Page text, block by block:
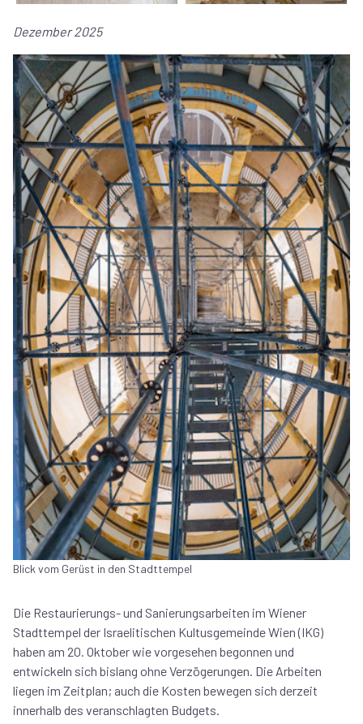
Dezember 2025
Blick vom Gerüst in den Stadttempel
Die Restaurierungs- und Sanierungsarbeiten im Wiener
Stadttempel der Israelitischen Kultusgemeinde Wien (IKG)
haben am 20. Oktober wie vorgesehen begonnen und
entwickeln sich bislang ohne Verzögerungen. Die Arbeiten
liegen im Zeitplan; auch die Kosten bewegen sich derzeit
innerhalb des veranschlagten Budgets.